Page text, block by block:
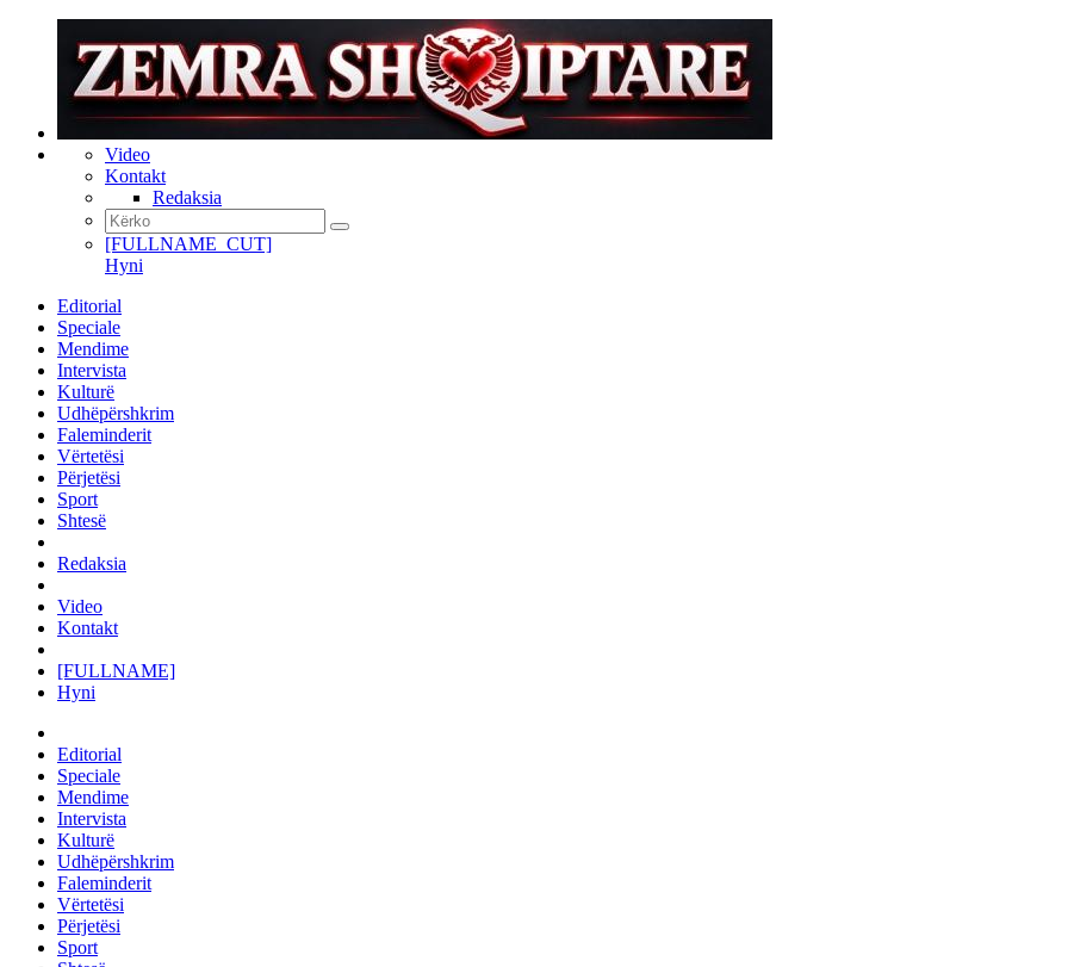
Video
Kontakt
Redaksia
[FULLNAME_CUT]
Hyni
Editorial
Speciale
Mendime
Intervista
Kulturë
Udhëpërshkrim
Faleminderit
Vërtetësi
Përjetësi
Sport
Shtesë
Redaksia
Video
Kontakt
[FULLNAME]
Hyni
Editorial
Speciale
Mendime
Intervista
Kulturë
Udhëpërshkrim
Faleminderit
Vërtetësi
Përjetësi
Sport